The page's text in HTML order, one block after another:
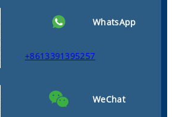
WhatsApp
+8613391395257
WeChat